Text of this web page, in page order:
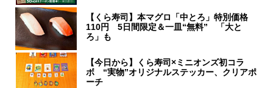
【くら寿司】本マグロ「中とろ」特別価格
110円 5日間限定＆一皿“無料” 「大と
ろ」も
【今日から】くら寿司×ミニオンズ初コラ
ボ “実物”オリジナルステッカー、クリアポ
ーチ